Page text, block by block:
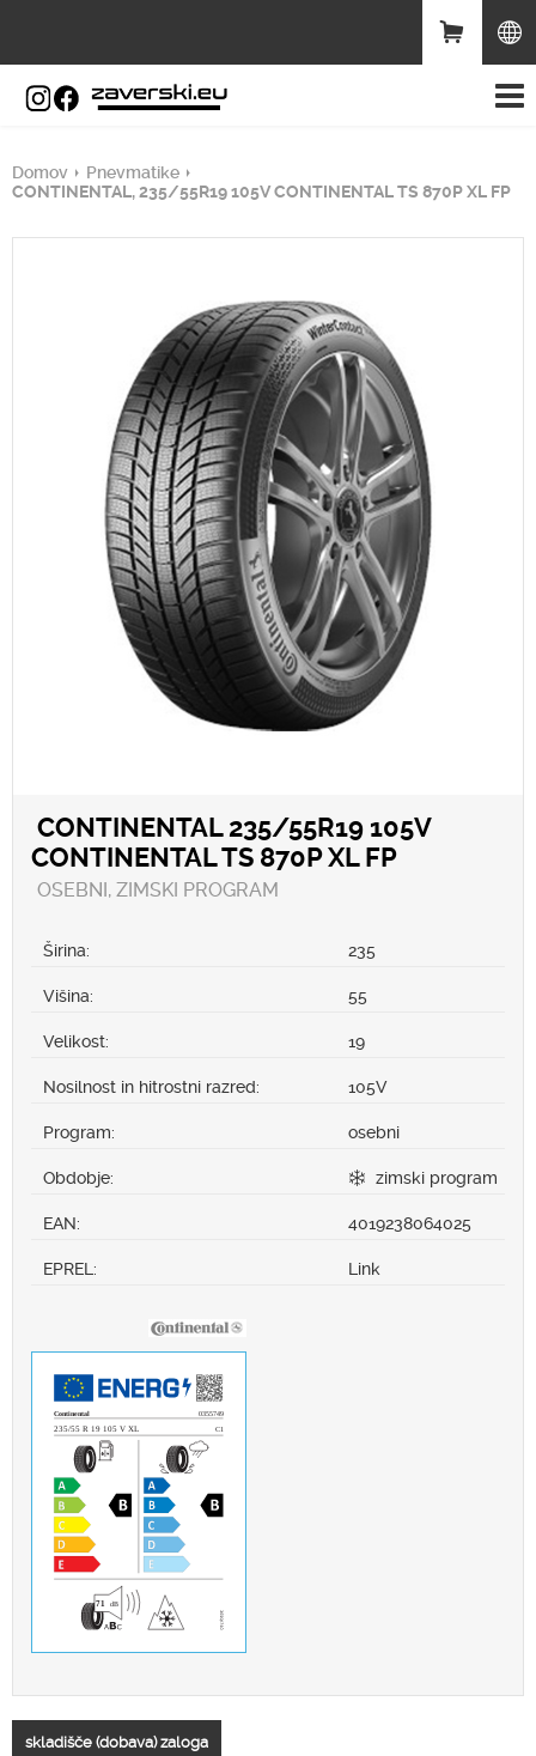
Domov
Pnevmatike
CONTINENTAL, 235/55R19 105V CONTINENTAL TS 870P XL FP
CONTINENTAL 235/55R19 105V
CONTINENTAL TS 870P XL FP
OSEBNI, ZIMSKI PROGRAM
Širina: 235
Višina: 55
Velikost: 19
Nosilnost in hitrostni razred: 105V
Program: osebni
Obdobje: zimski program
EAN: 4019238064025
EPREL: Link
skladišče (dobava) zaloga